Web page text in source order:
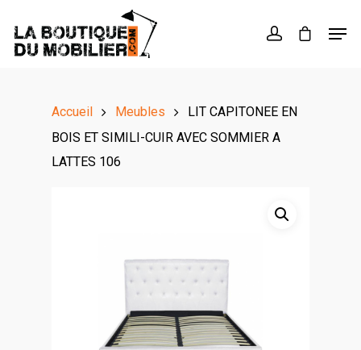
Accueil Meubles
LIT CAPITONEE EN
BOIS ET SIMILI-CUIR AVEC SOMMIER A
LATTES 106